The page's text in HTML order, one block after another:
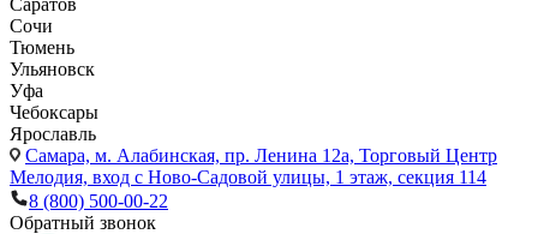
Саратов
Сочи
Тюмень
Ульяновск
Уфа
Чебоксары
Ярославль
Самара, м. Алабинская, пр. Ленина 12а, Торговый Центр
Мелодия, вход с Ново-Садовой улицы, 1 этаж, секция 114
8 (800) 500-00-22
Обратный звонок